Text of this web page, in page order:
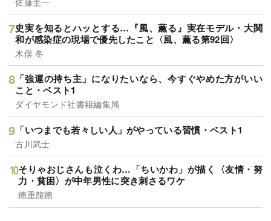
史実を知るとハッとする…『風、薫る』実在モデル・大関
和が感染症の現場で優先したこと〈風、薫る第92回〉
木俣 冬
「強運の持ち主」になりたいなら、今すぐやめた方がいい
こと・ベスト1
ダイヤモンド社書籍編集局
「いつまでも若々しい人」がやっている習慣・ベスト1
古川武士
そりゃおじさんも泣くわ…「ちいかわ」が描く〈友情・努
力・貧困〉が中年男性に突き刺さるワケ
徳重龍徳